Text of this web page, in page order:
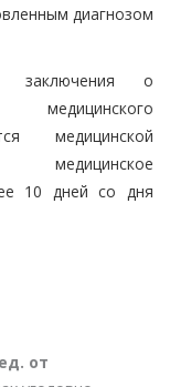
диагнозом
заключения о
медицинской
медицинское
10 дней со дня
от